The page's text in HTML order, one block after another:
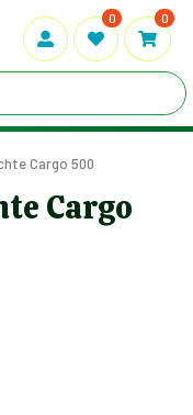
0 0
Cargo 500
Cargo